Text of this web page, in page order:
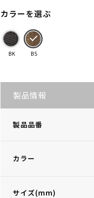
カラーを選ぶ
BK BS
製品情報
製品品番
カラー
サイズ(mm)